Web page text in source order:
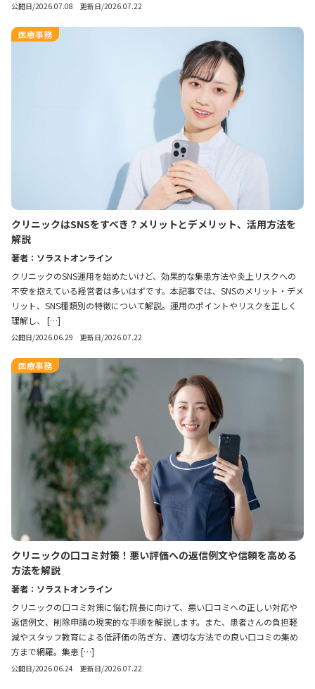
公開日/2026.07.08 更新日/2026.07.22
医療事務
クリニックはSNSをすべき？メリットとデメリット、活用方法を
解説
著者：ソラストオンライン
クリニックのSNS運用を始めたいけど、効果的な集患方法や炎上リスクへの
不安を抱えている経営者は多いはずです。本記事では、SNSのメリット・デメ
リット、SNS種類別の特徴について解説。運用のポイントやリスクを正しく
理解し、 […]
公開日/2026.06.29 更新日/2026.07.22
医療事務
クリニックの口コミ対策！悪い評価への返信例文や信頼を高める
方法を解説
著者：ソラストオンライン
クリニックの口コミ対策に悩む院長に向けて、悪い口コミへの正しい対応や
返信例文、削除申請の現実的な手順を解説します。また、患者さんの負担軽
減やスタッフ教育による低評価の防ぎ方、適切な方法での良い口コミの集め
方まで網羅。集患 […]
公開日/2026.06.24 更新日/2026.07.22